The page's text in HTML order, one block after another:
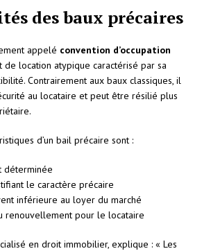
des baux précaires
appelé convention d’occupation
de location atypique caractérisé par sa
Contrairement aux baux classiques, il
au locataire et peut être résilié plus
d’un bail précaire sont :
déterminée
le caractère précaire
inférieure au loyer du marché
renouvellement pour le locataire
en droit immobilier, explique : « Les